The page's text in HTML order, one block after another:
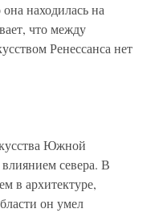
она находилась на
что между
Ренессанса нет
Южной
севера. В
в архитектуре,
он умел